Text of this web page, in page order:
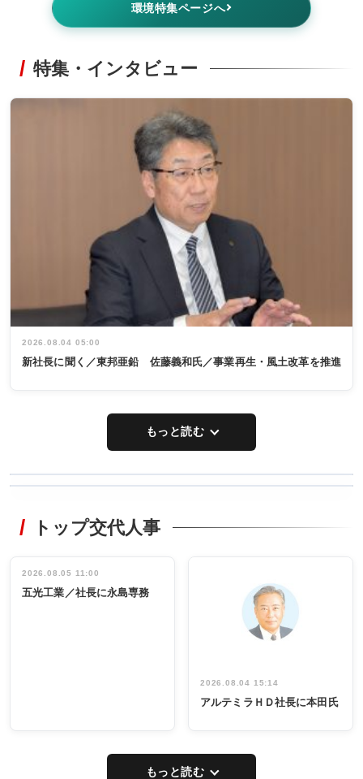
環境特集ページへ
特集・インタビュー
2026.08.04 05:00
新社長に聞く／東邦亜鉛 佐藤義和氏／事業再生・風土改革を推進
もっと読む
非鉄業界で
インタビュ
ー／社内ア
タックトレー
祝う 業界関
係者ら220人
出席
トップ交代人事
2026.08.05 11:00
五光工業／社長に永島専務
2026.08.04 15:14
アルテミラＨＤ社長に本田氏
もっと読む